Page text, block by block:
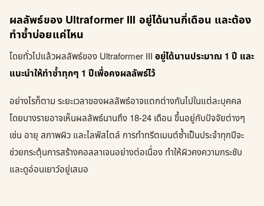
ผลลัพธ์ของ Ultraformer III อยู่ได้นานกี่เดือน และต้อง
ทำซ้ำบ่อยแค่ไหน
โดยทั่วไปแล้วผลลัพธ์ของ Ultraformer III อยู่ได้นานประมาณ 1 ปี และ
แนะนำให้ทำซ้ำทุกๆ 1 ปีเพื่อคงผลลัพธ์ไว้
อย่างไรก็ตาม ระยะเวลาของผลลัพธ์อาจแตกต่างกันไปในแต่ละบุคคล
โดยบางรายอาจเห็นผลลัพธ์นานถึง 18-24 เดือน ขึ้นอยู่กับปัจจัยต่างๆ
เช่น อายุ สภาพผิว และไลฟ์สไตล์ การทำทรีตเมนต์ซ้ำเป็นประจำทุกปีจะ
ช่วยกระตุ้นการสร้างคอลลาเจนอย่างต่อเนื่อง ทำให้ผิวคงความกระชับ
และดูอ่อนเยาว์อยู่เสมอ